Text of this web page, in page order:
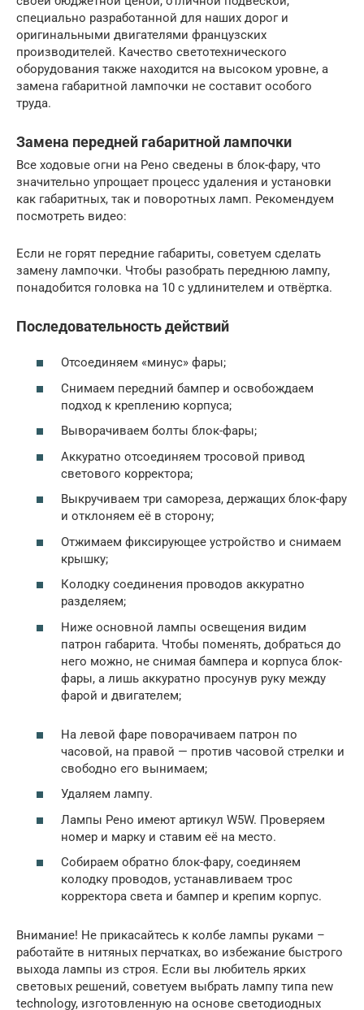
специально разработанной для наших дорог и
оригинальными двигателями французских
производителей. Качество светотехнического
оборудования также находится на высоком уровне, а
замена габаритной лампочки не составит особого
труда.
Замена передней габаритной лампочки
Все ходовые огни на Рено сведены в блок-фару, что
значительно упрощает процесс удаления и установки
как габаритных, так и поворотных ламп. Рекомендуем
посмотреть видео:
Если не горят передние габариты, советуем сделать
замену лампочки. Чтобы разобрать переднюю лампу,
понадобится головка на 10 с удлинителем и отвёртка.
Последовательность действий
Отсоединяем «минус» фары;
Снимаем передний бампер и освобождаем
подход к креплению корпуса;
Выворачиваем болты блок-фары;
Аккуратно отсоединяем тросовой привод
светового корректора;
Выкручиваем три самореза, держащих блок-фару
и отклоняем её в сторону;
Отжимаем фиксирующее устройство и снимаем
крышку;
Колодку соединения проводов аккуратно
разделяем;
Ниже основной лампы освещения видим
патрон габарита. Чтобы поменять, добраться до
него можно, не снимая бампера и корпуса блок-
фары, а лишь аккуратно просунув руку между
фарой и двигателем;
На левой фаре поворачиваем патрон по
часовой, на правой — против часовой стрелки и
свободно его вынимаем;
Удаляем лампу.
Лампы Рено имеют артикул W5W. Проверяем
номер и марку и ставим её на место.
Собираем обратно блок-фару, соединяем
колодку проводов, устанавливаем трос
корректора света и бампер и крепим корпус.
Внимание! Не прикасайтесь к колбе лампы руками –
работайте в нитяных перчатках, во избежание быстрого
выхода лампы из строя. Если вы любитель ярких
световых решений, советуем выбрать лампу типа new
technology, изготовленную на основе светодиодных